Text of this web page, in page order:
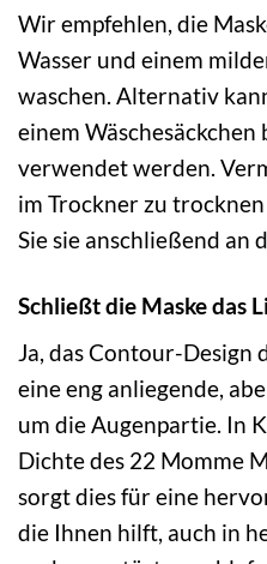
Wir empfehlen, die
Wasser und einem
waschen. Alternativ
einem
verwendet werden.
im Trockner zu
Sie sie anschließend an
Schließt die Maske das
Ja, das Contour-Design
eine eng anliegende,
um die Augenpartie. In
Dichte des 22 Momme
sorgt dies für eine
die Ihnen hilft, auch in